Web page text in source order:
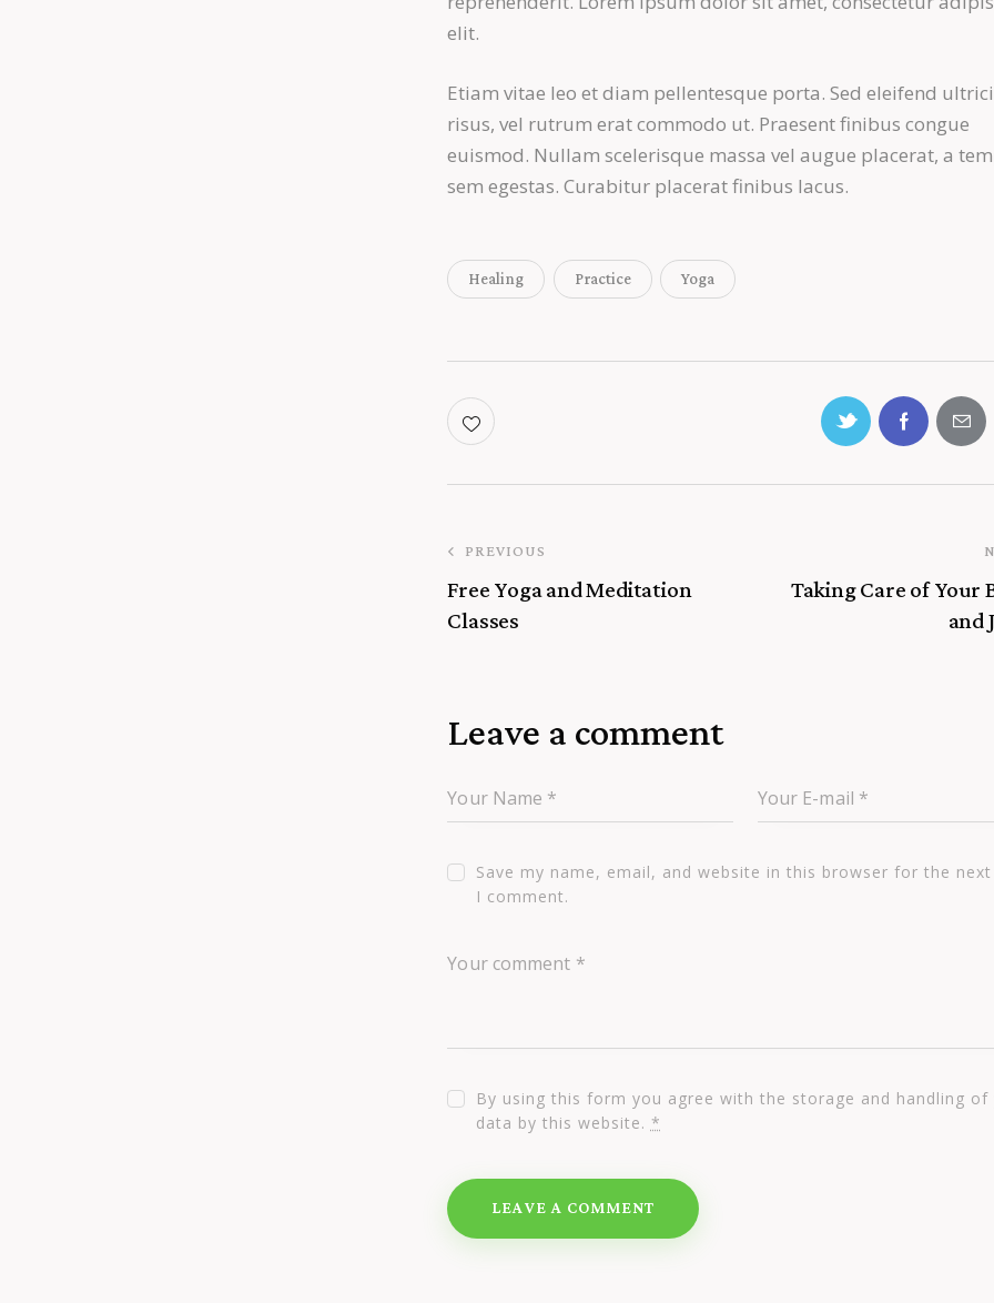
elit.
Etiam vitae leo et diam pellentesque porta. Sed eleifend
risus, vel rutrum erat commodo ut. Praesent finibus congue
euismod. Nullam scelerisque massa vel augue placerat, a
sem egestas. Curabitur placerat finibus lacus.
Healing Practice Yoga
PREVIOUS
Free Yoga and Meditation
Classes
Taking Care of Your
and
Leave a comment
Save my name, email, and website in this browser for the
I comment.
By using this form you agree with the storage and handling of
data by this website. *